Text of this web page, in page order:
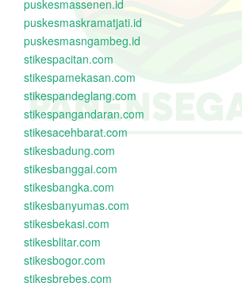
puskesmassenen.id
puskesmaskramatjati.id
puskesmasngambeg.id
stikespacitan.com
stikespamekasan.com
stikespandeglang.com
stikespangandaran.com
stikesacehbarat.com
stikesbadung.com
stikesbanggai.com
stikesbangka.com
stikesbanyumas.com
stikesbekasi.com
stikesblitar.com
stikesbogor.com
stikesbrebes.com